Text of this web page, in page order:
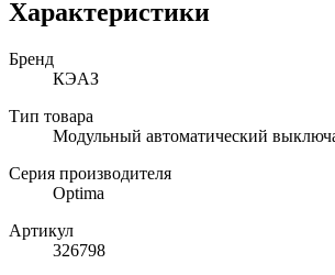
Характеристики
Бренд
КЭАЗ
Тип товара
Модульный автоматический
Серия производителя
Optima
Артикул
326798